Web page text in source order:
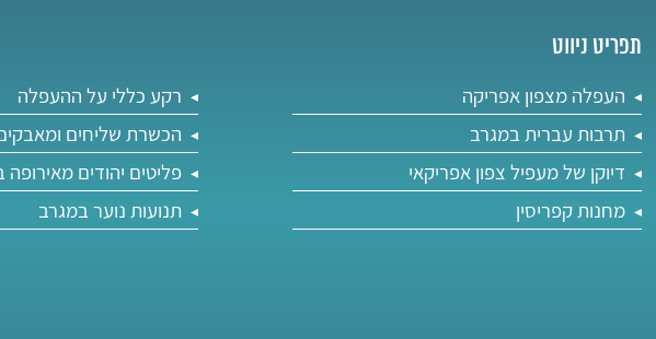
תפריט ניווט
העפלה מצפון אפריקה
רקע כללי על ההעפלה
תרבות עברית במגרב
הכשרת שליחים
דיוקן של מעפיל צפון אפריקאי
פליטים יהודים
מחנות קפריסין
תנועות נוער במגרב